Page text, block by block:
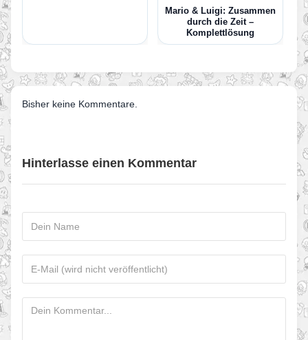
Mario & Luigi: Zusammen
durch die Zeit –
Komplettlösung
Bisher keine Kommentare.
Hinterlasse einen Kommentar